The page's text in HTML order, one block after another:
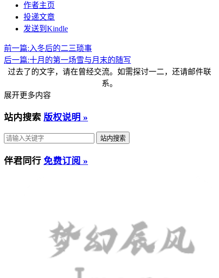
作者主页
投递文章
发送到Kindle
前一篇: 入冬后的二三琐事
后一篇:十月的第一场雪与月末的随写
过去了的文字，请在曾经交流。如需探讨一二，还请邮件联
系。
展开更多内容
站内搜索 版权说明 »
伴君同行 免费订阅 »